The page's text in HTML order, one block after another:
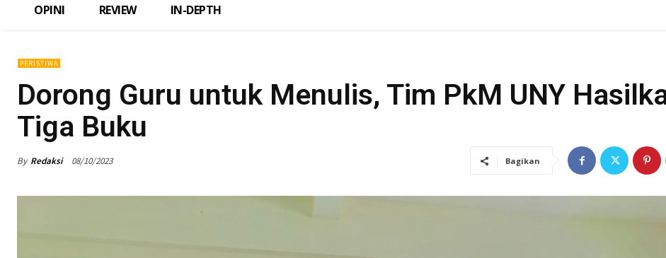
OPINI REVIEW IN-DEPTH
PERISTIWA
Dorong Guru untuk Menulis, Tim PkM UNY
Tiga Buku
By Redaksi 08/10/2023 Bagikan